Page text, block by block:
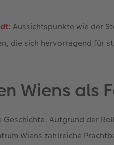
: Aussichtspunkte wie der
die sich hervorragend für
Wiens als
Aufgrund der
Wiens zahlreiche